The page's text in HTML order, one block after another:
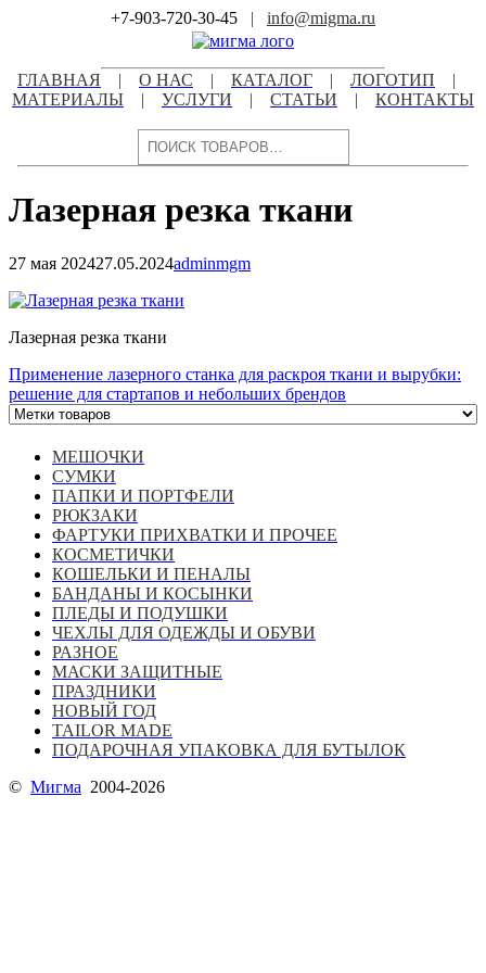
+7-903-720-30-45 | info@migma.ru
ГЛАВНАЯ | О НАС | КАТАЛОГ | ЛОГОТИП
|
МАТЕРИАЛЫ
| УСЛУГИ | СТАТЬИ | КОНТАКТЫ
Поиск
Лазерная резка ткани
27 мая 202427.05.2024adminmgm
Навигация
по
записям
Лазерная резка ткани
Навигация
по
Применение лазерного станка для раскроя ткани и вырубки:
решение для стартапов и небольших брендов
МЕШОЧКИ
СУМКИ
ПАПКИ И ПОРТФЕЛИ
РЮКЗАКИ
ФАРТУКИ ПРИХВАТКИ И ПРОЧЕЕ
КОСМЕТИЧКИ
КОШЕЛЬКИ И ПЕНАЛЫ
БАНДАНЫ И КОСЫНКИ
ПЛЕДЫ И ПОДУШКИ
ЧЕХЛЫ ДЛЯ ОДЕЖДЫ И ОБУВИ
РАЗНОЕ
МАСКИ ЗАЩИТНЫЕ
ПРАЗДНИКИ
НОВЫЙ ГОД
TAILOR MADE
ПОДАРОЧНАЯ УПАКОВКА ДЛЯ БУТЫЛОК
© Мигма 2004-2026